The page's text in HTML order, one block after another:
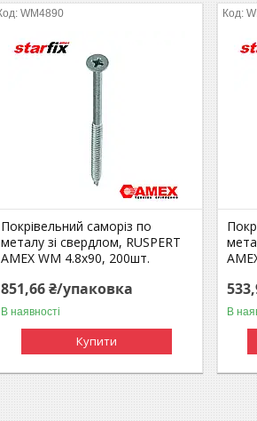
WM4890
Покрівельний саморіз по
металу зі свердлом, RUSPERT
AMEX WM 4.8x90, 200шт.
851,66 ₴/упаковка
В наявності
Купити
В